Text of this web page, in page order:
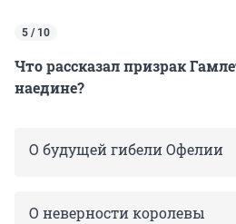
5 / 10
Что рассказал призрак
наедине?
О будущей гибели Офелии
О неверности королевы